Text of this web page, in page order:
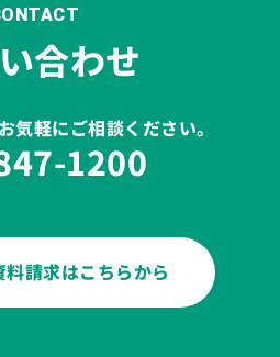
合わせ
気軽にご相談ください。
1200
請求はこちらから